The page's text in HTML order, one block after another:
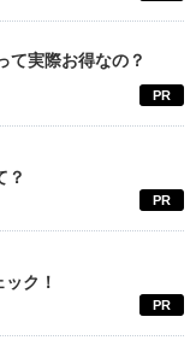
て実際お得なの？
PR
？
PR
ク！
PR